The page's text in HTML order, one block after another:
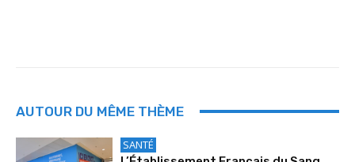
AUTOUR DU MÊME THÈME
SANTÉ